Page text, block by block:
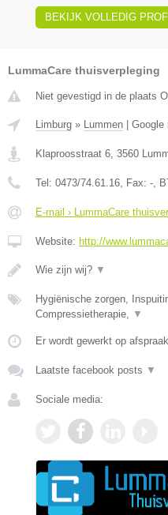
BEKIJK VOLLEDIG
LummaCare thuisverpleging
Niet gevestigd in de plaats
Limburg » Lummen Google
Klaproosstraat 6, 3560
Tel: 0473/74.61.16, Fax: -,
E-mail › LummaCare
Website: http://
Wie zijn wij? ▼
Hygiënische zorgen,
Compressietherapie, ▼
Er wordt gewerkt op
Laatste facebook posts ▼
Sociale media: